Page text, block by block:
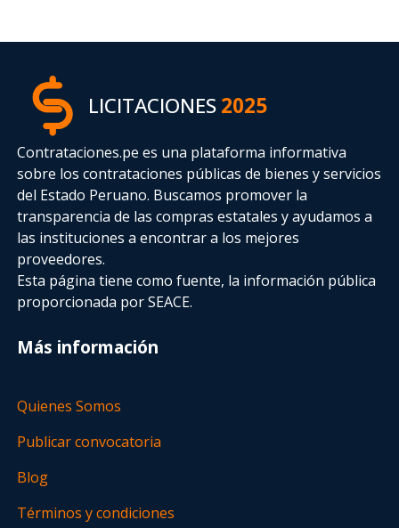
LICITACIONES2025
Contrataciones.pe es una plataforma informativa
sobre los contrataciones públicas de bienes y servicios
del Estado Peruano. Buscamos promover la
transparencia de las compras estatalesy ayudamos a
las instituciones a encontrar a los mejores
proveedores.
Esta página tiene como fuente, la información pública
proporcionada por SEACE.
Más información
Quienes Somos
Publicar convocatoria
Blog
Términos y condiciones